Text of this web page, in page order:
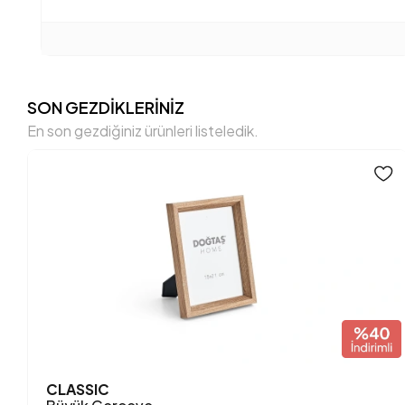
SON GEZDİKLERİNİZ
En son gezdiğiniz ürünleri listeledik.
CLASSIC